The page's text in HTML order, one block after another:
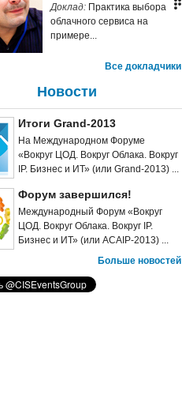
Доклад: Практика выбора
облачного сервиса на
примере...
Все докладчики
Новости
Итоги Grand-2013
На Международном Форуме
«Вокруг ЦОД. Вокруг Облака. Вокруг
IP. Бизнес и ИТ» (или Grand-2013) ...
Форум завершился!
Международный Форум «Вокруг
ЦОД. Вокруг Облака. Вокруг IP.
Бизнес и ИТ» (или ACAIP-2013) ...
Больше новостей